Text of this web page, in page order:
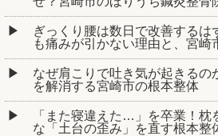
ぎっくり腰は数日で改善する
も痛みが引かない理由と、宮崎
なぜ肩こりで吐き気が起きるの
を解消する宮崎市の根本整体
「また寝違えた…」を卒業！枕
な「土台の歪み」を直す根本整